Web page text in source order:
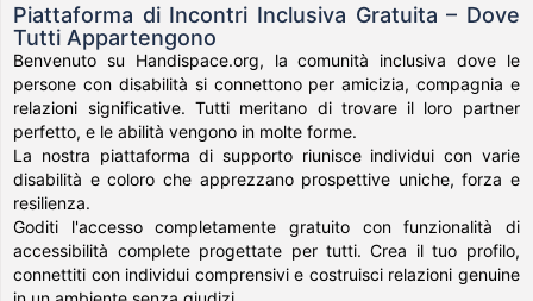
Piattaforma di Incontri Inclusiva Gratuita – Dove
Tutti Appartengono
Benvenuto su Handispace.org, la comunità inclusiva dove le
persone con disabilità si connettono per amicizia, compagnia e
relazioni significative. Tutti meritano di trovare il loro partner
perfetto, e le abilità vengono in molte forme.
La nostra piattaforma di supporto riunisce individui con varie
disabilità e coloro che apprezzano prospettive uniche, forza e
resilienza.
Goditi l'accesso completamente gratuito con funzionalità di
accessibilità complete progettate per tutti. Crea il tuo profilo,
connettiti con individui comprensivi e costruisci relazioni genuine